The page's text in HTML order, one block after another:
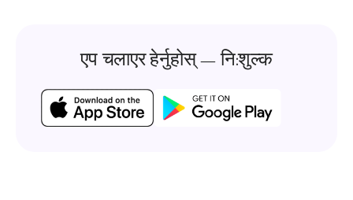
एप चलाएर हेर्नुहोस् — नि:शुल्क